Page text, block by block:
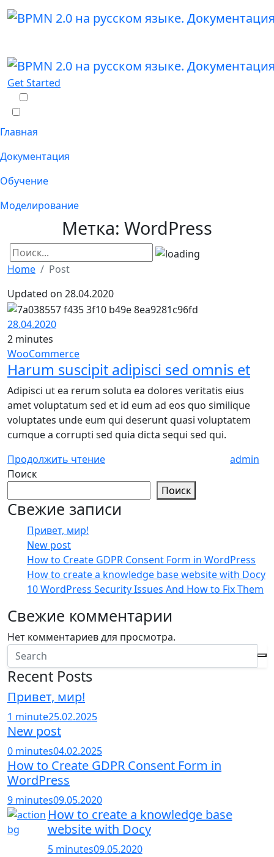
Get Started
Главная
Документация
Обучение
Моделирование
Метка: WordPress
Home
Post
Updated on 28.04.2020
28.04.2020
2 minutes
WooCommerce
Harum suscipit adipisci sed omnis et
Adipisci ut ea rerum soluta ea dolores veritatis eius
amet voluptatum sed et id eum ad eos quo similique
voluptates unde eum qui deserunt quasi voluptatem
cumque a corrupti sed quia dicta sequi sed qui.
Продолжить чтение
admin
Поиск
Поиск
Свежие записи
Привет, мир!
New post
How to Create GDPR Consent Form in WordPress
How to create a knowledge base website with Docy
10 WordPress Security Issues And How to Fix Them
Свежие комментарии
Нет комментариев для просмотра.
Recent Posts
Привет, мир!
1 minute25.02.2025
New post
0 minutes04.02.2025
How to Create GDPR Consent Form in
WordPress
9 minutes09.05.2020
How to create a knowledge base
website with Docy
5 minutes09.05.2020